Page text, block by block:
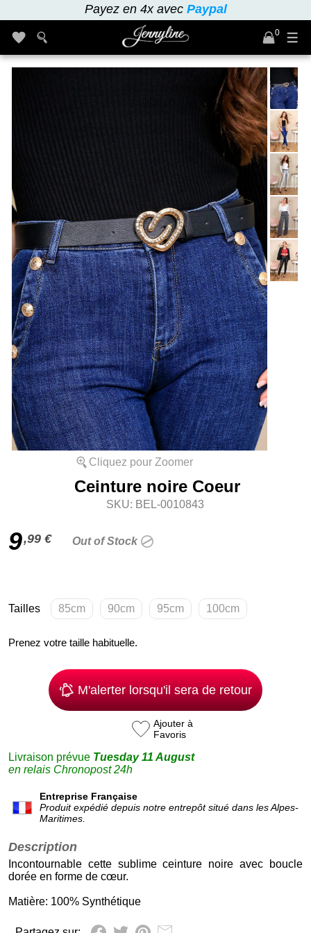
Payez en 4x avec Paypal
0
Cliquez pour Zoomer
Ceinture noire Coeur
SKU: BEL-0010843
9,99 € Out of Stock
Tailles 85cm 90cm 95cm 100cm
Prenez votre taille habituelle.
M'alerter lorsqu'il sera de retour
Ajouter à
Favoris
Livraison prévue Tuesday 11 August
en relais Chronopost 24h
Entreprise Française
Produit expédié depuis notre entrepôt situé dans les Alpes-
Maritimes.
Description
Incontournable cette sublime ceinture noire avec boucle
dorée en forme de cœur.
Matière: 100% Synthétique